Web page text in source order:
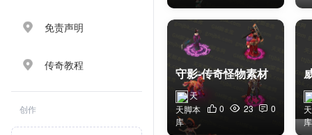
免责声明
传奇教程
创作
守影-传奇怪物素材
天
天脚本
库
0 23 0
库